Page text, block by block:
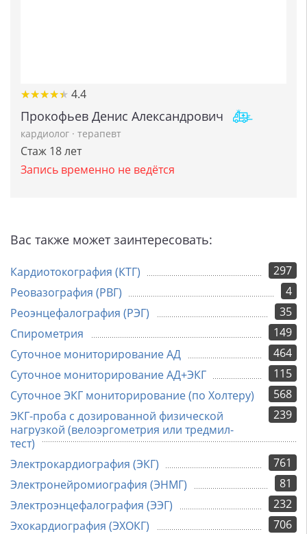
★★★★★
★★★★★ 4.4
Прокофьев Денис Александрович
кардиолог · терапевт
Стаж 18 лет
Запись временно не ведётся
Вас также может заинтересовать:
297
Кардиотокография (КТГ)
4
Реовазография (РВГ)
35
Реоэнцефалография (РЭГ)
149
Спирометрия
464
Суточное мониторирование АД
115
Суточное мониторирование АД+ЭКГ
568
Суточное ЭКГ мониторирование (по Холтеру)
239
ЭКГ-проба с дозированной физической
нагрузкой (велоэргометрия или тредмил-
тест)
761
Электрокардиография (ЭКГ)
81
Электронейромиография (ЭНМГ)
232
Электроэнцефалография (ЭЭГ)
706
Эхокардиография (ЭХОКГ)